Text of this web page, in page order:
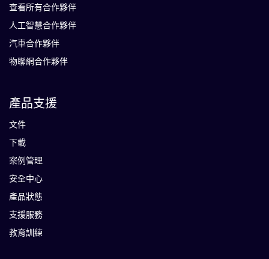
查看所有合作夥伴
人工智慧合作夥伴
汽車合作夥伴
物聯網合作夥伴
產品支援
文件
下載
案例管理
安全中心
產品狀態
支援服務
教育訓練